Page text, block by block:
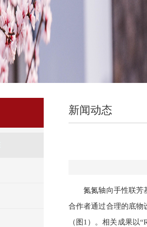
新闻动态
氮氮轴向手性联芳
合作者通过合理的底物
（图1）。相关成果以